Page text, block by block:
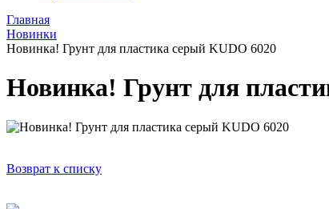
Главная
Новинки
Новинка! Грунт для пластика серый KUDO 6020
Новинка! Грунт для
Возврат к списку